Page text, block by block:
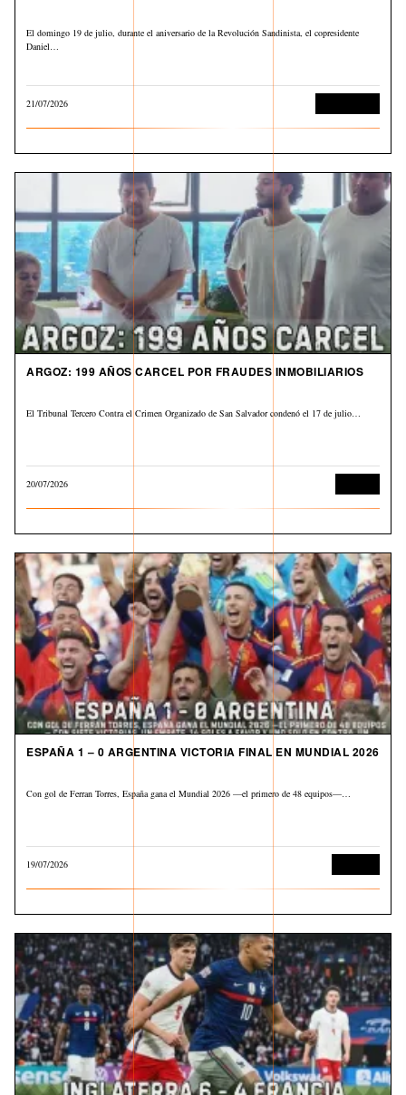
El domingo 19 de julio, durante el aniversario de la Revolución Sandinista, el copresidente
Daniel…
21/07/2026
ARGOZ: 199 AÑOS CARCEL POR FRAUDES INMOBILIARIOS
El Tribunal Tercero Contra el Crimen Organizado de San Salvador condenó el 17 de julio…
20/07/2026
ESPAÑA 1 – 0 ARGENTINA VICTORIA FINAL EN MUNDIAL 2026
Con gol de Ferran Torres, España gana el Mundial 2026 —el primero de 48 equipos—…
19/07/2026